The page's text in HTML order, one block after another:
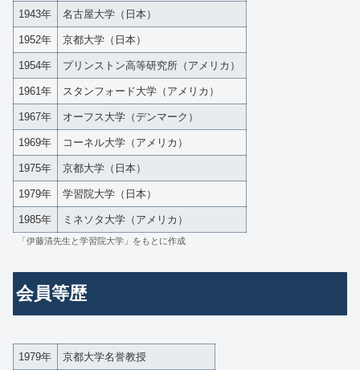
1943年 名古屋大学（日本）
1952年 京都大学（日本）
1954年 プリンストン高等研究所（アメリカ）
1961年 スタンフォード大学（アメリカ）
1967年 オーフス大学（デンマーク）
1969年 コーネル大学（アメリカ）
1975年 京都大学（日本）
1979年 学習院大学（日本）
1985年 ミネソタ大学（アメリカ）
「伊藤清先生と学習院大学」をもとに作成
会員等歴
1979年 京都大学名誉教授